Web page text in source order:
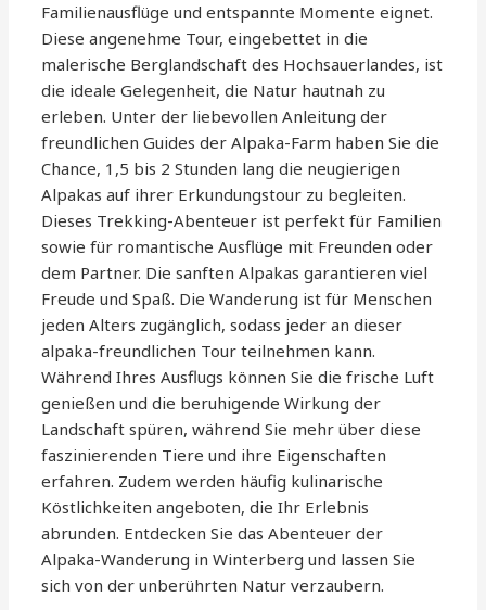
Familienausflüge und entspannte Momente eignet.
Diese angenehme Tour, eingebettet in die
malerische Berglandschaft des Hochsauerlandes, ist
die ideale Gelegenheit, die Natur hautnah zu
erleben. Unter der liebevollen Anleitung der
freundlichen Guides der Alpaka-Farm haben Sie die
Chance, 1,5 bis 2 Stunden lang die neugierigen
Alpakas auf ihrer Erkundungstour zu begleiten.
Dieses Trekking-Abenteuer ist perfekt für Familien
sowie für romantische Ausflüge mit Freunden oder
dem Partner. Die sanften Alpakas garantieren viel
Freude und Spaß. Die Wanderung ist für Menschen
jeden Alters zugänglich, sodass jeder an dieser
alpaka-freundlichen Tour teilnehmen kann.
Während Ihres Ausflugs können Sie die frische Luft
genießen und die beruhigende Wirkung der
Landschaft spüren, während Sie mehr über diese
faszinierenden Tiere und ihre Eigenschaften
erfahren. Zudem werden häufig kulinarische
Köstlichkeiten angeboten, die Ihr Erlebnis
abrunden. Entdecken Sie das Abenteuer der
Alpaka-Wanderung in Winterberg und lassen Sie
sich von der unberührten Natur verzaubern.